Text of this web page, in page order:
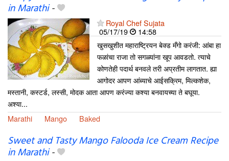
in Marathi-
Royal Chef Sujata
05/17/19
14:58
खुसखुशीत महाराष्ट्रियन बेक्ड मँगो करंजी: आंबा हा
फळांचा राजा तो सगळ्यांना खूप आवडतो. त्याचे
कोणतेही पदार्थ बनवले तरी अप्रतीम लागतात. ह्या
आगोदर आपण आंब्याचे आईसक्रिम, मिल्कशेक,
मस्तानी, कस्टर्ड, लस्सी, मोदक आता आपण करंज्या कश्या बनवायच्या ते बघूया.
अश्या...
Marathi
Mango Baked
Sweet and Tasty Mango Falooda Ice Cream Recipe
in Marathi-